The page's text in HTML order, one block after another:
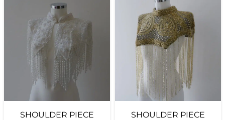
SHOULDER PIECE SHOULDER PIECE